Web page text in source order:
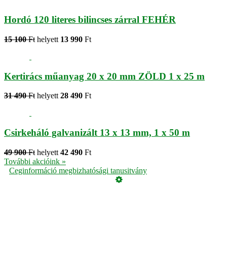
Hordó 120 literes bilincses zárral FEHÉR
15 100 Ft helyett 13 990 Ft
Kertirács műanyag 20 x 20 mm ZÖLD 1 x 25 m
31 490 Ft helyett 28 490 Ft
Csirkeháló galvanizált 13 x 13 mm, 1 x 50 m
49 900 Ft helyett 42 490 Ft
További akcióink »
Ceginformáció megbizhatósági tanusitvány